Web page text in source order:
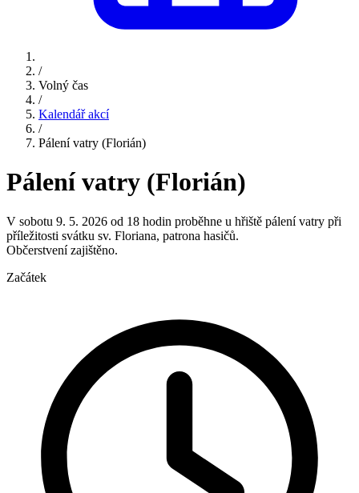
/
Volný čas
/
Kalendář akcí
/
Pálení vatry (Florián)
Pálení vatry (Florián)
V sobotu 9. 5. 2026 od 18 hodin proběhne u hřiště pálení vatry při
příležitosti svátku sv. Floriana, patrona hasičů.
Občerstvení zajištěno.
Začátek